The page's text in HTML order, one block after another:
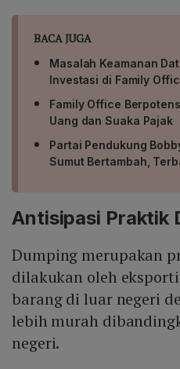
BACA JUGA
Masalah Keamanan
Investasi di Family
Family Office
Uang dan Suaka Pajak
Partai Pendukung
Sumut Bertambah,
Antisipasi Praktik
Dumping merupakan
dilakukan oleh
barang di luar negeri
lebih murah
negeri.